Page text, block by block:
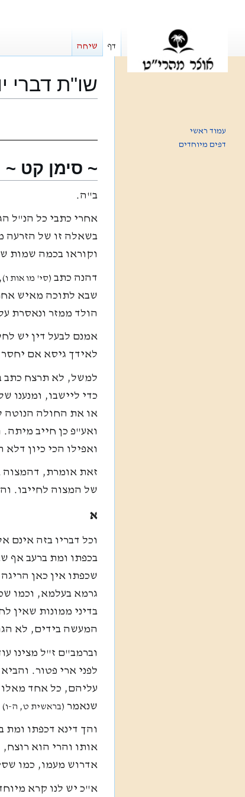
שו"ת דברי
~ סימן קט ~
ב"ה.
אחרי כתבי כל הנ"ל
בשאלה זו של הזרעה
וקוראו בכמה שמות
דהנה כתב (סי' מו אות ו)
שבא לתוכה מאיש
הולד ממזר ונאסרת
אמנם לבעל דין יש
לאידך גיסא אם
למשל, לא תרצח כתב
כדי ליישבו, ומנענו
או את החולה הנוטה
ואע"פ כן חייב מיתה.
ואפילו הכי כיון
זאת אומרת, דהמצוה
של המצוה לחייבו.
א
וכל דבריו בזה
בכפתו ומת ברעב אף
שכפתו אין כאן
גרמא בעלמא, וכמו
בדיני ממונות שאין
המעשה בידים, לא
וברמב"ם ז"ל מצינו
לפני ארי פטור.
עליהם, כל אחד מאלו
שנאמר (בראשית ט, ה-ו)
והך דינא דכפתו ומת
אותו והרי הוא
אדרוש מעמו, כמו
א"כ יש לנו קרא
דף שיחה
עמוד ראשי
דפים מיוחדים